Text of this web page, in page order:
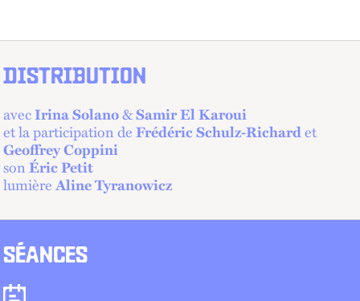
DISTRIBUTION
avecIrina Solano&Samir El Karoui
et la participation deFrédéric Schulz-Richardet
Geoffrey Coppini
sonÉric Petit
lumièreAline Tyranowicz
SÉANCES
Séances